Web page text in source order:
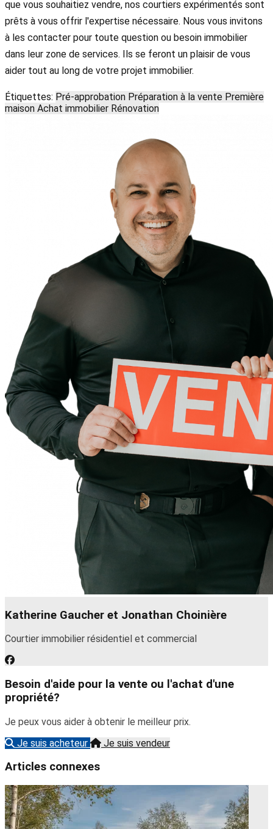
que vous souhaitiez vendre, nos courtiers expérimentés sont
prêts à vous offrir l'expertise nécessaire. Nous vous invitons
à les contacter pour toute question ou besoin immobilier
dans leur zone de services. Ils se feront un plaisir de vous
aider tout au long de votre projet immobilier.
Étiquettes: Pré-approbation Préparation à la vente Première
maison Achat immobilier Rénovation
Katherine Gaucher et Jonathan Choinière
Courtier immobilier résidentiel et commercial
Besoin d'aide pour la vente ou l'achat d'une
propriété?
Je peux vous aider à obtenir le meilleur prix.
Je suis acheteur
Je suis vendeur
Articles connexes